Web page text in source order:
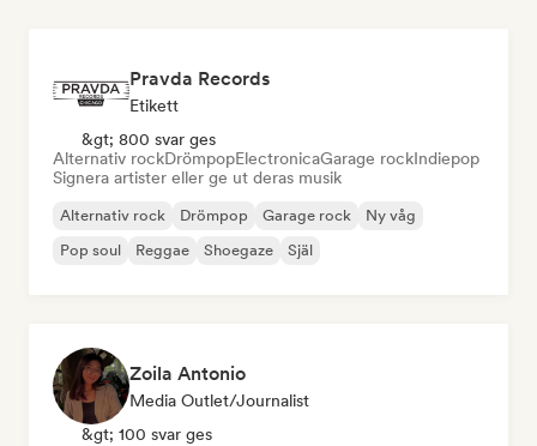
Pravda Records
Etikett
&gt; 800 svar ges
Alternativ rockDrömpopElectronicaGarage rockIndiepop
Signera artister eller ge ut deras musik
Alternativ rock Drömpop Garage rock
Ny våg
Pop soul
Reggae Shoegaze Själ
Zoila Antonio
Media Outlet/Journalist
&gt; 100 svar ges